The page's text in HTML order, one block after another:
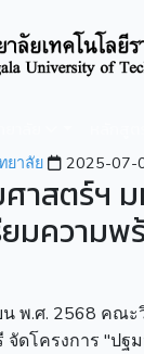
ยาลัย 2025-07-
าสตร์ฯ
ยมความ
พ.ศ. 2568 คณ
ดโครงการ "ปฐ